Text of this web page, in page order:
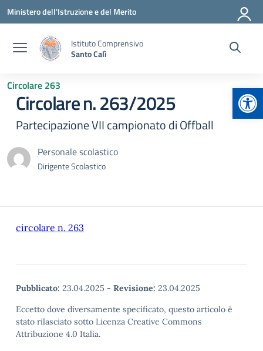
Vai ai contenuti
Vai al menu di navigazione
Vai al footer
Ministero dell'Istruzione e del Merito
Istituto Comprensivo
Santo Calì
Circolare 263
Circolare n. 263/2025
Partecipazione VII campionato di Offball
Personale scolastico
Dirigente Scolastico
circolare n. 263
Pubblicato: 23.04.2025 - Revisione: 23.04.2025
Eccetto dove diversamente specificato, questo articolo è
stato rilasciato sotto Licenza Creative Commons
Attribuzione 4.0 Italia.